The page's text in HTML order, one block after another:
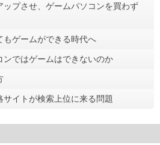
ップさせ、ゲームパソコンを買わず
ゲームができる時代へ
ンではゲームはできないのか
イトが検索上位に来る問題